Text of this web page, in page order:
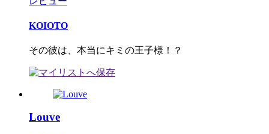
KOIOTO
その彼は、本当にキミの王子様！？
Louve